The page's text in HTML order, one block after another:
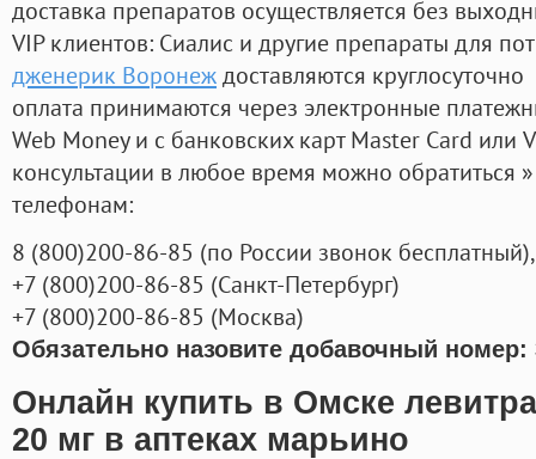
доставка препаратов осуществляется без
VIP клиентов: Сиалис и другие препараты для
дженерик Воронеждоставляются круглосуточно
оплата принимаются через электронные
Web Money и с банковских карт Master Card или
консультации в любое время можно обратиться
телефонам:
8 (800)200-86-85 (по России звонок бесплатный),
+7 (800)200-86-85 (Санкт-Петербург)
+7 (800)200-86-85 (Москва)
Обязательно назовите добавочный номер:
Онлайн купить в Омске
20 мг в аптеках марьино